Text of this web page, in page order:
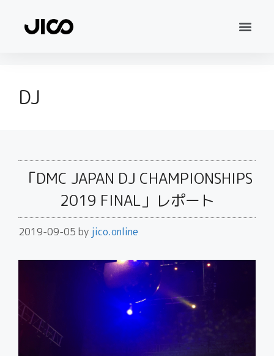
DJ
「DMC JAPAN DJ CHAMPIONSHIPS
2019 FINAL」レポート
2019-09-05 by jico.online